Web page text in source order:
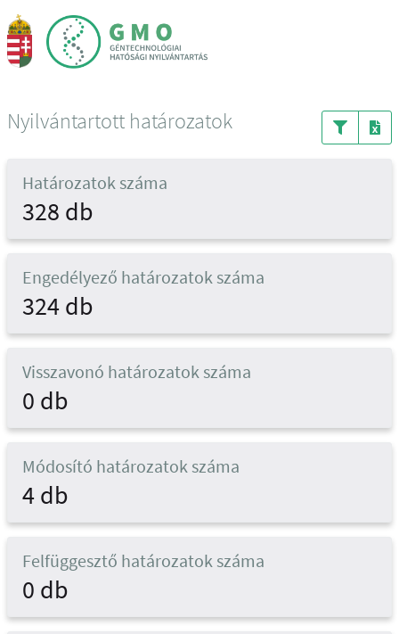
Nyilvántartott határozatok
328 db
Határozatok száma
324 db
Engedélyező határozatok száma
0 db
Visszavonó határozatok száma
4 db
Módosító határozatok száma
0 db
Felfüggesztő határozatok száma